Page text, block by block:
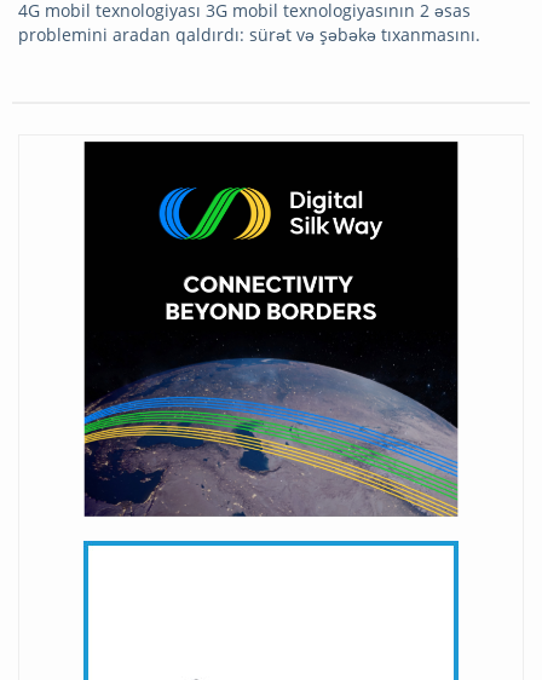
4G mobil texnologiyası 3G mobil texnologiyasının 2 əsas
problemini aradan qaldırdı: sürət və şəbəkə tıxanmasını.